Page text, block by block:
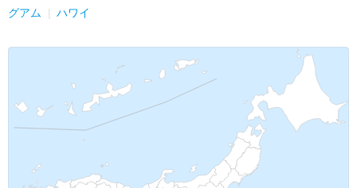
グアム ハワイ